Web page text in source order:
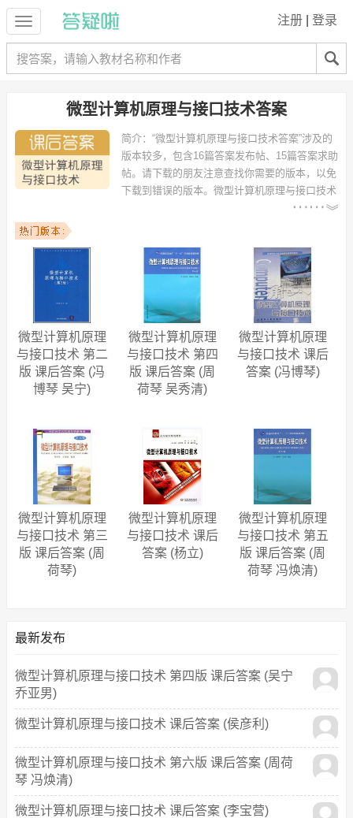
注册 登录
微型计算机原理与接口技术答案
简介： “微型计算机原理与接口技术答案”涉及的
版本较多，包含16篇答案发布帖、15篇答案求助
帖。请下载的朋友注意查找你需要的版本，以免
下载到错误的版本。 微型计算机原理与接口技术
以下专业可能需要
化、电子信息工程、通信工程、计算机科学与技术、机械设计制造及其
自动化、电子信息科学与技术、测控技术与仪器、电子科学与技术、电
气工程与自动化、车辆工程 等专业。
微型计算机原理与接口技术答案：武汉大学、南
京邮电大学、中北大学、合肥工业大学、江苏大学、天津大学、上海理
工大学、杭州电子科技大学、中南大学、广东工业大学 等。
微型计算机原理
与接口技术 第二
版 课后答案 (冯
博琴 吴宁)
微型计算机原理
与接口技术 第四
版 课后答案 (周
荷琴 吴秀清)
微型计算机原理
与接口技术 课后
答案 (冯博琴)
微型计算机原理
与接口技术 第三
版 课后答案 (周
荷琴)
微型计算机原理
与接口技术 课后
答案 (杨立)
微型计算机原理
与接口技术 第五
版 课后答案 (周
荷琴 冯焕清)
最新发布
微型计算机原理与接口技术 第四版 课后答案 (吴宁
乔亚男)
微型计算机原理与接口技术 课后答案 (侯彦利)
微型计算机原理与接口技术 第六版 课后答案 (周荷
琴 冯焕清)
微型计算机原理与接口技术 课后答案 (李宝营)